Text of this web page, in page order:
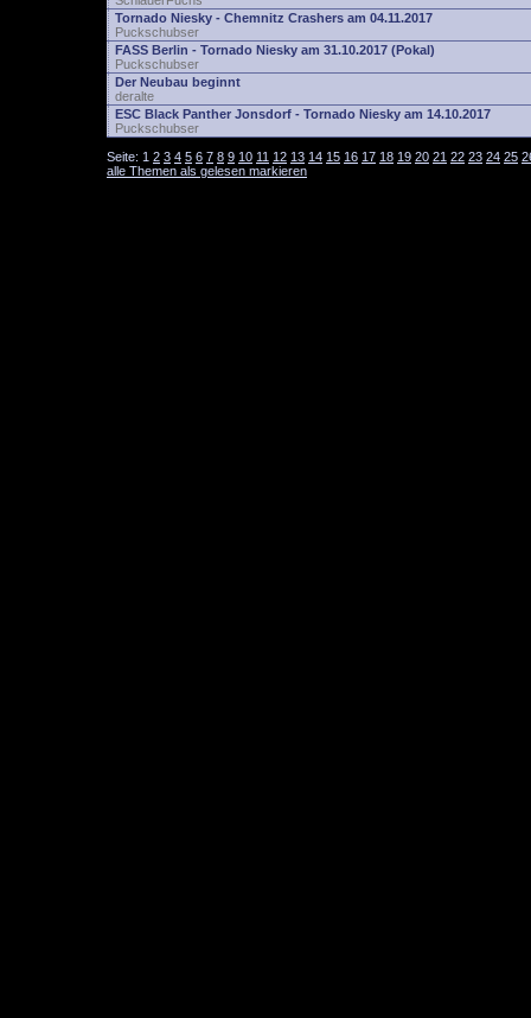
Tornado Niesky - Chemnitz Crashers am 04.11.2017
Puckschubser
FASS Berlin - Tornado Niesky am 31.10.2017 (Pokal)
Puckschubser
Der Neubau beginnt
deralte
ESC Black Panther Jonsdorf - Tornado Niesky am 14.10.2017
Puckschubser
Seite: 1 2 3 4 5 6 7 8 9 10 11 12 13 14 15 16 17 18 19 20 21 22 23 24 25
alle Themen als gelesen markieren